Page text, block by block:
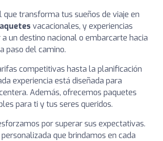
que transforma tus sueños de viaje en
vacacionales, y experiencias
un destino nacional o embarcarte hacia
paso del camino.
competitivas hasta la planificación
experiencia está diseñada para
Además, ofrecemos paquetes
para ti y tus seres queridos.
por superar sus expectativas.
que brindamos en cada